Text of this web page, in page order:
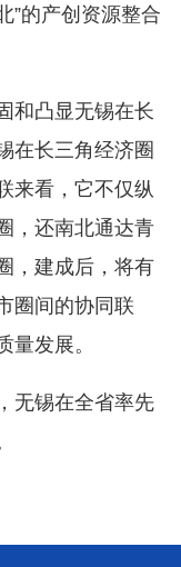
”的产创资源整合
凸显无锡在长
在长三角经济圈
来看，它不仅纵
，还南北通达青
，建成后，将有
圈间的协同联
量发展。
锡在全省率先